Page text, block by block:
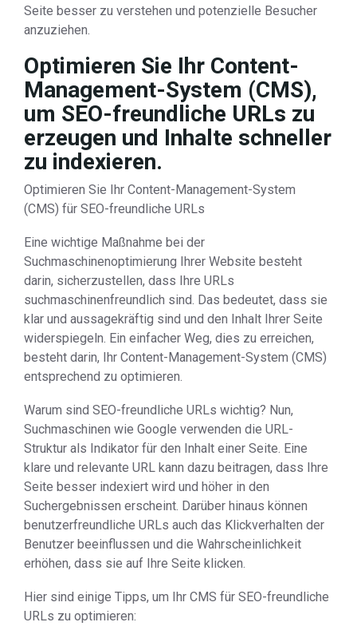
Seite besser zu verstehen und potenzielle Besucher
anzuziehen.
Optimieren Sie Ihr Content-
Management-System (CMS),
um SEO-freundliche URLs zu
erzeugen und Inhalte schneller
zu indexieren.
Optimieren Sie Ihr Content-Management-System
(CMS) für SEO-freundliche URLs
Eine wichtige Maßnahme bei der
Suchmaschinenoptimierung Ihrer Website besteht
darin, sicherzustellen, dass Ihre URLs
suchmaschinenfreundlich sind. Das bedeutet, dass sie
klar und aussagekräftig sind und den Inhalt Ihrer Seite
widerspiegeln. Ein einfacher Weg, dies zu erreichen,
besteht darin, Ihr Content-Management-System (CMS)
entsprechend zu optimieren.
Warum sind SEO-freundliche URLs wichtig? Nun,
Suchmaschinen wie Google verwenden die URL-
Struktur als Indikator für den Inhalt einer Seite. Eine
klare und relevante URL kann dazu beitragen, dass Ihre
Seite besser indexiert wird und höher in den
Suchergebnissen erscheint. Darüber hinaus können
benutzerfreundliche URLs auch das Klickverhalten der
Benutzer beeinflussen und die Wahrscheinlichkeit
erhöhen, dass sie auf Ihre Seite klicken.
Hier sind einige Tipps, um Ihr CMS für SEO-freundliche
URLs zu optimieren: